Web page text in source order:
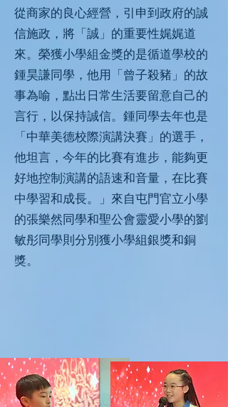
從商家的良心經營，引申到政府的誠
信施政，將「誠」的重要性娓娓道
來。榮獲小學組金獎的是循道學校的
鍾昊謙同學，他用「曾子殺豬」的故
事為喻，點出日常生活要留意自己的
言行，以保持誠信。鍾同學去年也是
「中華美德校際演講決賽」的選手，
他坦言，今年的比賽有進步，能夠更
好地控制演講的語速和音量，在比賽
中學習和成長。」來自屯門官立小學
的張樂然同學和聖公會靈愛小學的劉
敏彤同學則分別獲小學組銀獎和銅
獎。